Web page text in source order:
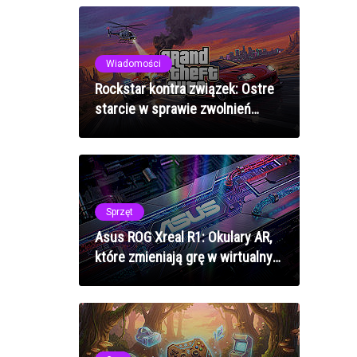
Wiadomości
Rockstar kontra związek: Ostre
starcie w sprawie zwolnień
Sprzęt
Asus ROG Xreal R1: Okulary AR,
które zmieniają grę w wirtualnym
świecie